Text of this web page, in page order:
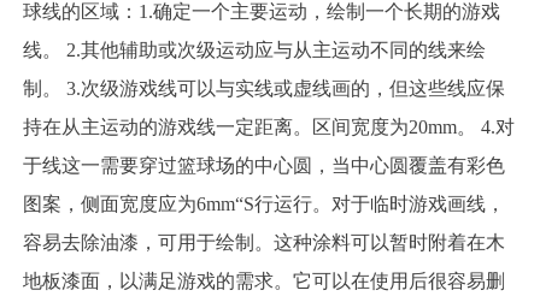
球线的区域：1.确定一个主要运动，绘制一个长期的游戏
线。 2.其他辅助或次级运动应与从主运动不同的线来绘
制。 3.次级游戏线可以与实线或虚线画的，但这些线应保
持在从主运动的游戏线一定距离。区间宽度为20mm。 4.对
于线这一需要穿过篮球场的中心圆，当中心圆覆盖有彩色
图案，侧面宽度应为6mm“S行运行。对于临时游戏画线，
容易去除油漆，可用于绘制。这种涂料可以暂时附着在木
地板漆面，以满足游戏的需求。它可以在使用后很容易删